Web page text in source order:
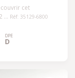
cet
... Réf: 35129-6800
DPE
D